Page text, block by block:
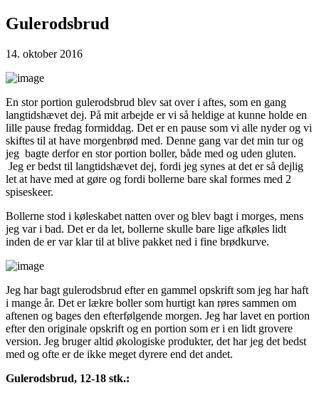
Gulerodsbrud
14. oktober 2016
En stor portion gulerodsbrud blev sat over i aftes, som en gang
langtidshævet dej. På mit arbejde er vi så heldige at kunne holde en
lille pause fredag formiddag. Det er en pause som vi alle nyder og vi
skiftes til at have morgenbrød med. Denne gang var det min tur og
jeg bagte derfor en stor portion boller, både med og uden gluten.
Jeg er bedst til langtidshævet dej, fordi jeg synes at det er så dejlig
let at have med at gøre og fordi bollerne bare skal formes med 2
spiseskeer.
Bollerne stod i køleskabet natten over og blev bagt i morges, mens
jeg var i bad. Det er da let, bollerne skulle bare lige afkøles lidt
inden de er var klar til at blive pakket ned i fine brødkurve.
Jeg har bagt gulerodsbrud efter en gammel opskrift som jeg har haft
i mange år. Det er lækre boller som hurtigt kan røres sammen om
aftenen og bages den efterfølgende morgen. Jeg har lavet en portion
efter den originale opskrift og en portion som er i en lidt grovere
version. Jeg bruger altid økologiske produkter, det har jeg det bedst
med og ofte er de ikke meget dyrere end det andet.
Gulerodsbrud, 12-18 stk.: